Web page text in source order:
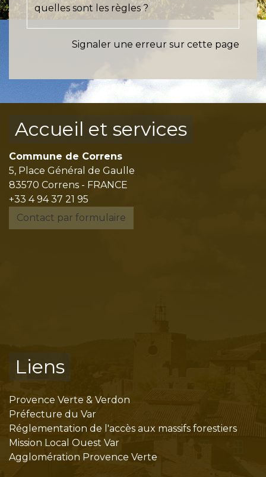
quelles sont les règles ?
Signaler une erreur sur cette page
Accueil et services
Commune de Correns
5, Place Général de Gaulle
83570 Correns - FRANCE
+33 4 94 37 21 95
Contact par formulaire
Liens
Provence Verte & Verdon
Préfecture du Var
Réglementation de l'accès aux massifs forestiers
Mission Local Ouest Var
Agglomération Provence Verte